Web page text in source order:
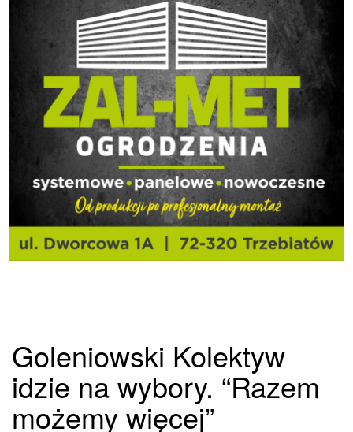
Goleniowski Kolektyw
idzie na wybory. “Razem
możemy więcej”